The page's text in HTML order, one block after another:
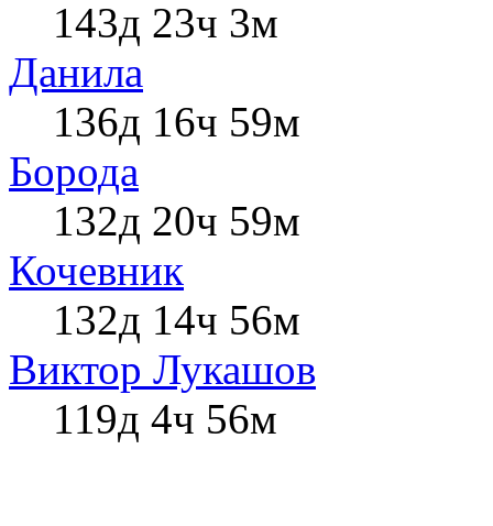
143д 23ч 3м
Данила
136д 16ч 59м
Борода
132д 20ч 59м
Кочевник
132д 14ч 56м
Виктор Лукашов
119д 4ч 56м